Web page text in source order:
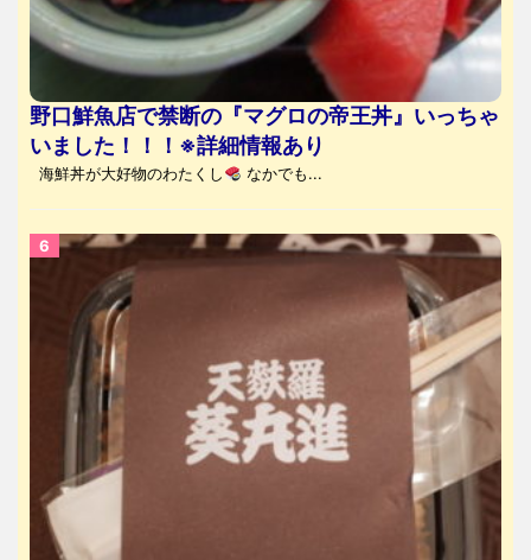
野口鮮魚店で禁断の『マグロの帝王丼』いっちゃ
いました！！！※詳細情報あり
海鮮丼が大好物のわたくし なかでも...